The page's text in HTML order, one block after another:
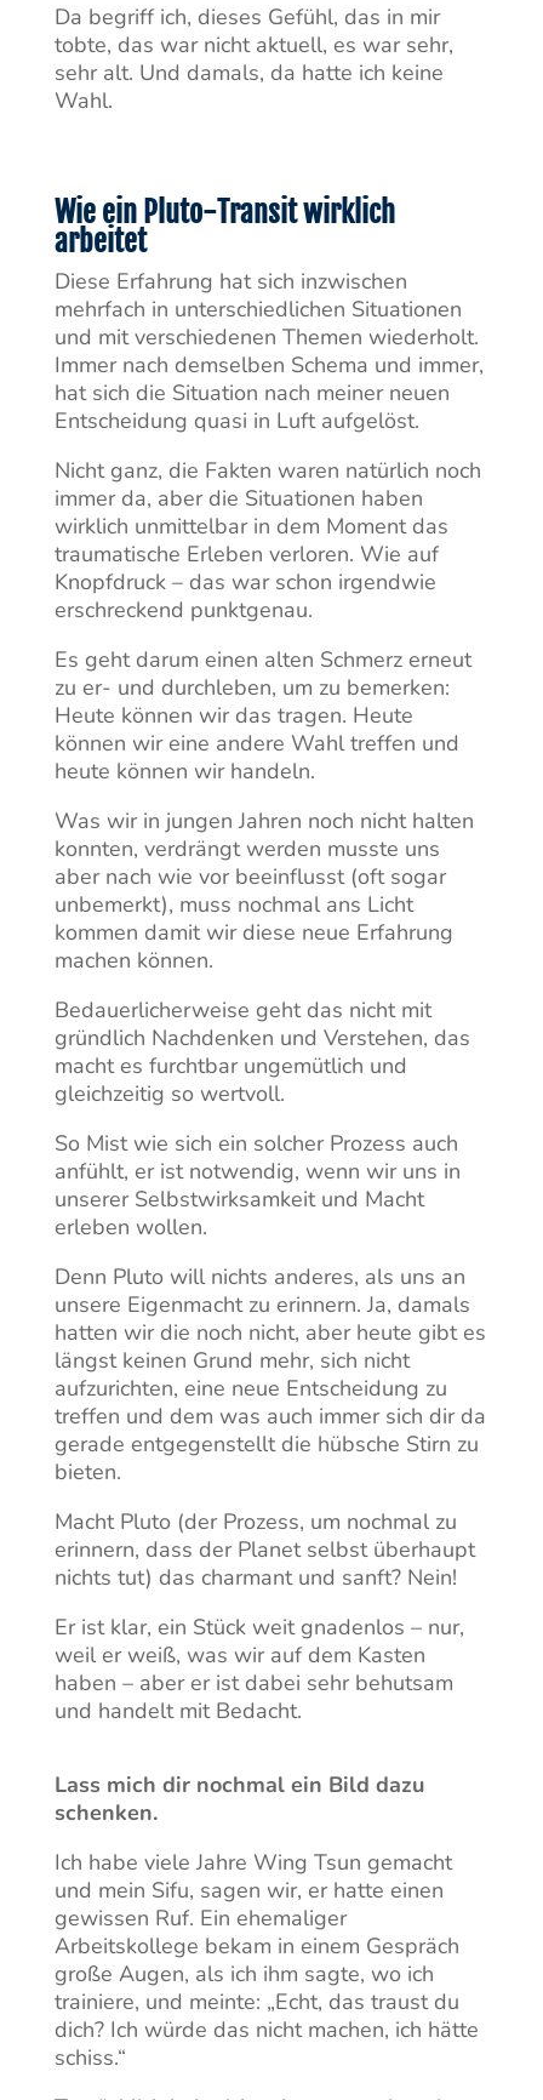
Da begriff ich, dieses Gefühl, das in mir
tobte, das war nicht aktuell, es war sehr,
sehr alt. Und damals, da hatte ich keine
Wahl.
Wie ein Pluto-Transit wirklich
arbeitet
Diese Erfahrung hat sich inzwischen
mehrfach in unterschiedlichen Situationen
und mit verschiedenen Themen wiederholt.
Immer nach demselben Schema und immer,
hat sich die Situation nach meiner neuen
Entscheidung quasi in Luft aufgelöst.
Nicht ganz, die Fakten waren natürlich noch
immer da, aber die Situationen haben
wirklich unmittelbar in dem Moment das
traumatische Erleben verloren. Wie auf
Knopfdruck – das war schon irgendwie
erschreckend punktgenau.
Es geht darum einen alten Schmerz erneut
zu er- und durchleben, um zu bemerken:
Heute können wir das tragen. Heute
können wir eine andere Wahl treffen und
heute können wir handeln.
Was wir in jungen Jahren noch nicht halten
konnten, verdrängt werden musste uns
aber nach wie vor beeinflusst (oft sogar
unbemerkt), muss nochmal ans Licht
kommen damit wir diese neue Erfahrung
machen können.
Bedauerlicherweise geht das nicht mit
gründlich Nachdenken und Verstehen, das
macht es furchtbar ungemütlich und
gleichzeitig so wertvoll.
So Mist wie sich ein solcher Prozess auch
anfühlt, er ist notwendig, wenn wir uns in
unserer Selbstwirksamkeit und Macht
erleben wollen.
Denn Pluto will nichts anderes, als uns an
unsere Eigenmacht zu erinnern. Ja, damals
hatten wir die noch nicht, aber heute gibt es
längst keinen Grund mehr, sich nicht
aufzurichten, eine neue Entscheidung zu
treffen und dem was auch immer sich dir da
gerade entgegenstellt die hübsche Stirn zu
bieten.
Macht Pluto (der Prozess, um nochmal zu
erinnern, dass der Planet selbst überhaupt
nichts tut) das charmant und sanft? Nein!
Er ist klar, ein Stück weit gnadenlos – nur,
weil er weiß, was wir auf dem Kasten
haben – aber er ist dabei sehr behutsam
und handelt mit Bedacht.
Lass mich dir nochmal ein Bild dazu
schenken.
Ich habe viele Jahre Wing Tsun gemacht
und mein Sifu, sagen wir, er hatte einen
gewissen Ruf. Ein ehemaliger
Arbeitskollege bekam in einem Gespräch
große Augen, als ich ihm sagte, wo ich
trainiere, und meinte: „Echt, das traust du
dich? Ich würde das nicht machen, ich hätte
schiss.“